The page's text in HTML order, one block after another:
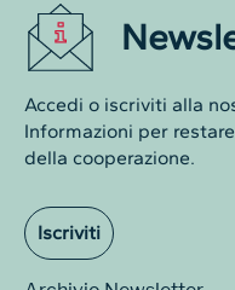
Accedi o iscriviti alla
Informazioni per
della cooperazione.
Iscriviti